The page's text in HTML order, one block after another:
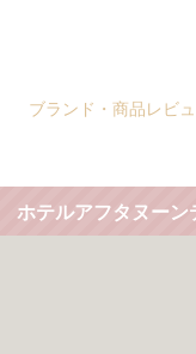
ブランド・商品レビ
ホテルアフタヌー